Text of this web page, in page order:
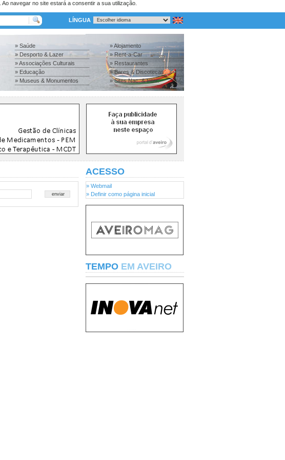
. Ao navegar no site estará a consentir a sua utilização.
LÍNGUA
» Saúde
» Desporto & Lazer
» Associações Culturais
» Educação
» Museus & Monumentos
» Alojamento
» Rent-a-Car
» Restaurantes
» Bares & Discotecas
» Sites Nac. & Inter.
ACESSO
» Webmail
» Definir como página inicial
TEMPO EM AVEIRO